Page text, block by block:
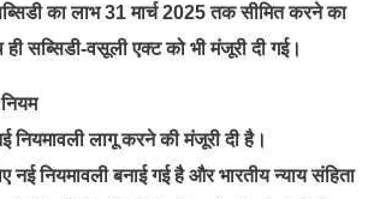
का लाभ 31 मार्च 2025 तक सीमित करने का
ही सब्सिडी-वसूली एक्ट को भी मंजूरी दी गई।
नियमावली लागू करने की मंजूरी दी है।
नई नियमावली बनाई गई है और भारतीय न्याय संहिता